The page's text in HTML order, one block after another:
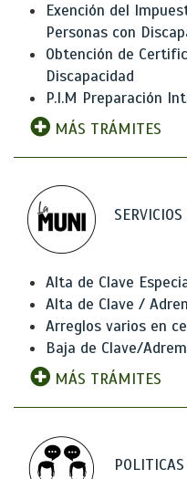
Exención del
Personas con
Obtención de
Discapacidad
P.I.M Preparación
MÁS TRÁMITES
Alta de Clave
Alta de Clave /
Arreglos varios en
Baja de Clave/
MÁS TRÁMITES